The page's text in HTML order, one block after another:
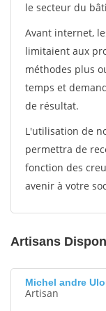
le secteur du
Avant internet,
limitaient aux
méthodes plus
temps et
de résultat.
L'utilisation de
permettra de
fonction des
avenir à votre
Artisans
Michel andre
Artisan